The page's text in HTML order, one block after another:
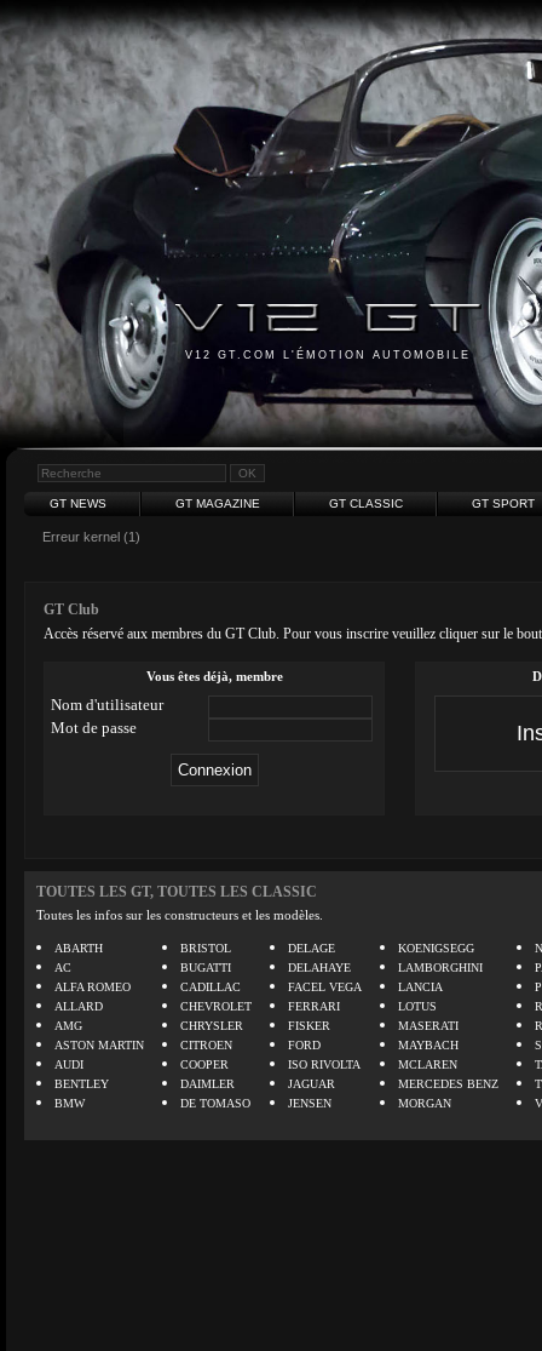
V12 GT.COM L'ÉMOTION AUTOMOBILE
GT NEWS GT MAGAZINE GT CLASSIC GT SPORT
Erreur kernel (1)
GT Club
Accès réservé aux membres du GT Club. Pour vous inscrire veuillez cliquer sur le
Vous êtes déjà, membre
Nom d'utilisateur
Mot de passe
TOUTES LES GT, TOUTES LES CLASSIC
Toutes les infos sur les constructeurs et les modèles.
ABARTH
AC
ALFA ROMEO
ALLARD
AMG
ASTON MARTIN
AUDI
BENTLEY
BMW
BRISTOL
BUGATTI
CADILLAC
CHEVROLET
CHRYSLER
CITROEN
COOPER
DAIMLER
DE TOMASO
DELAGE
DELAHAYE
FACEL VEGA
FERRARI
FISKER
FORD
ISO RIVOLTA
JAGUAR
JENSEN
KOENIGSEGG
LAMBORGHINI
LANCIA
LOTUS
MASERATI
MAYBACH
MCLAREN
MERCEDES BENZ
MORGAN